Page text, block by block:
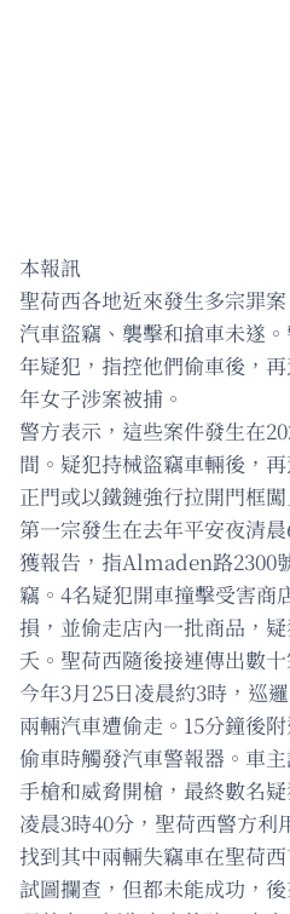
本報訊
聖荷西各地近來發生多宗罪
汽車盜竊、襲擊和搶車未遂
年疑犯，指控他們偷車後，
年女子涉案被捕。
警方表示，這些案件發生在
間。疑犯持械盜竊車輛後，
正門或以鐵鏈強行拉開門框闖
第一宗發生在去年平安夜清
獲報告，指Almaden路2300
竊。4名疑犯開車撞擊受害商
損，並偷走店內一批商品，
夭。聖荷西隨後接連傳出數十
今年3月25日凌晨約3時，巡
兩輛汽車遭偷走。15分鐘後
偷車時觸發汽車警報器。車
手槍和威脅開槍，最終數名
凌晨3時40分，聖荷西警方利
找到其中兩輛失竊車在聖荷
試圖攔查，但都未能成功，